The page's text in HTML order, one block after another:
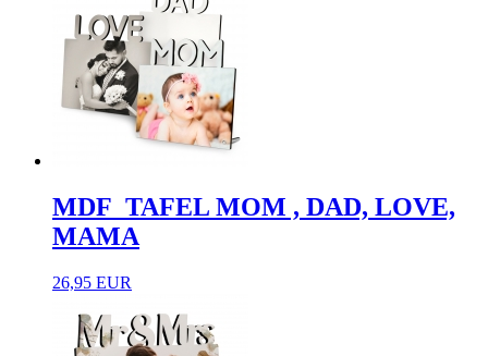
MDF_TAFEL MOM , DAD, LOVE,
MAMA
26,95 EUR